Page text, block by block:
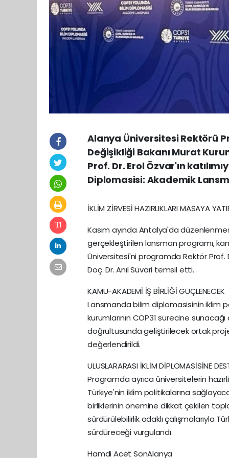
Alanya Üniversitesi Rektörü
Değişikliği Bakanı Murat
Prof. Dr. Erol Özvar'ın
Diplomasisi: Akademik
İKLİM ZİRVESİ HAZIRLIKLARI MASAYA
Kasım ayında Antalya'da
gerçekleştirilen lansman programı,
Üniversitesi'ni programda Rektör Prof.
Doç. Dr. Anıl Süvari temsil etti.
KAMU-AKADEMİ İŞ BİRLİĞİ GÜÇLENECEK
Lansmanda bilim diplomasisinin iklim
kurumlarının COP31 sürecine
doğrultusunda geliştirilecek ortak
değerlendirildi.
ULUSLARARASI İKLİM DİPLOMASİSİNE
Programda ayrıca üniversitelerin
Türkiye'nin iklim politikalarına
birliklerinin önemine dikkat çekilen
sürdürülebilirlik odaklı çalışmalarıyla
sürdüreceği vurgulandı.
Hamdi Acet SonAlanya